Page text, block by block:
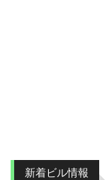
新着ビル情報